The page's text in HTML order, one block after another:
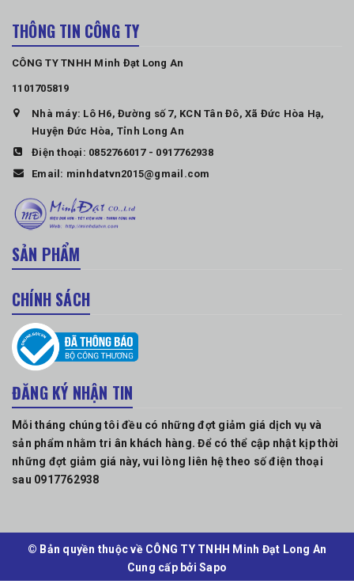
THÔNG TIN CÔNG TY
CÔNG TY TNHH Minh Đạt Long An
1101705819
Nhà máy: Lô H6, Đường số 7, KCN Tân Đô, Xã Đức Hòa Hạ,
Huyện Đức Hòa, Tỉnh Long An
Điện thoại: 0852766017- 0917762938
Email: minhdatvn2015@gmail.com
SẢN PHẨM
CHÍNH SÁCH
ĐĂNG KÝ NHẬN TIN
Mỗi tháng chúng tôi đều có những đợt giảm giá dịch vụ và
sản phẩm nhằm tri ân khách hàng. Để có thể cập nhật kịp thời
những đợt giảm giá này, vui lòng liên hệ theo số điện thoại
sau 0917762938
© Bản quyền thuộc về CÔNG TY TNHH Minh Đạt Long An
Cung cấp bởiSapo